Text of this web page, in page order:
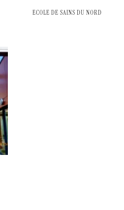
ECOLE DE SAINS DU NORD